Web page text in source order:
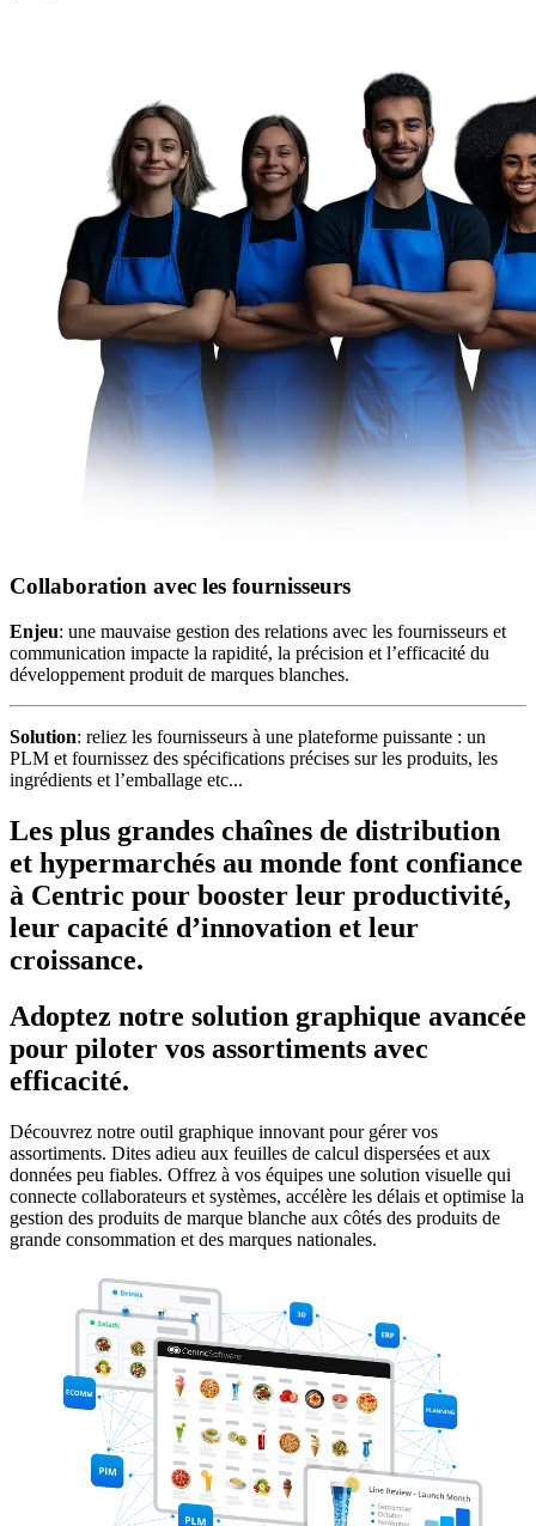
Collaboration avec les fournisseurs
Enjeu: une mauvaise gestion des relations avec les fournisseurs et
communication impacte la rapidité, la précision et l’efficacité du
développement produit de marques blanches.
Solution: reliez les fournisseurs à une plateforme puissante : un
PLM et fournissez des spécifications précises sur les produits, les
ingrédients et l’emballage etc...
Les plus grandes chaînes de distribution
et hypermarchés au monde font confiance
à Centric pour booster leur productivité,
leur capacité d’innovation et leur
croissance.
Adoptez notre solution graphique avancée
pour piloter vos assortiments avec
efficacité.
Découvrez notre outil graphique innovant pour gérer vos
assortiments. Dites adieu aux feuilles de calcul dispersées et aux
données peu fiables. Offrez à vos équipes une solution visuelle qui
connecte collaborateurs et systèmes, accélère les délais et optimise la
gestion des produits de marque blanche aux côtés des produits de
grande consommation et des marques nationales.